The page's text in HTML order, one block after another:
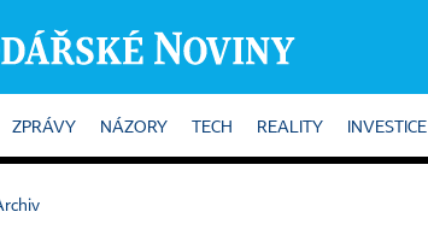
ZPRÁVY NÁZORY TECH REALITY INVESTICE